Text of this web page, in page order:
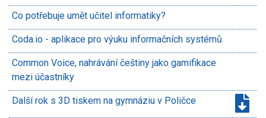
Co potřebuje umět učitel informatiky?
Coda.io - aplikace pro výuku informačních systémů
Common Voice, nahrávání češtiny jako gamifikace
mezi účastníky
Další rok s 3D tiskem na gymnáziu v Poličce